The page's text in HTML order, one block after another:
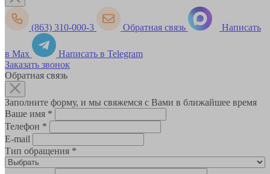
(863) 310-000-3 Обратная связь Написать
в Max
Написать в Telegram
Заказать звонок
Обратная связь
Заполните форму, и мы свяжемся с Вами в ближайшее время
Ваше имя *
Телефон *
E-mail
Тип обращения *